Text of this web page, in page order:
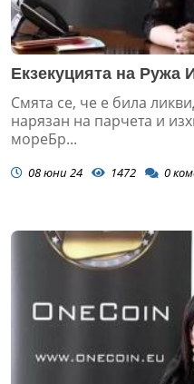
Екзекуцията на Ружа
Смята се, че е била
нарязан на парчета и
мореБр...
08 юни 24 1472 0